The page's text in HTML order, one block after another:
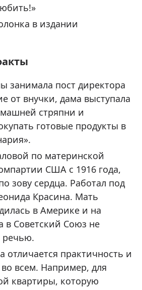
в издании
занимала пост директора
от внучки, дама выступала
стряпни и
готовые продукты в
по материнской
США с 1916 года,
зову сердца. Работал под
Красина. Мать
в Америке и на
в Советский Союз не
речью.
отличается практичность и
всем. Например, для
квартиры, которую